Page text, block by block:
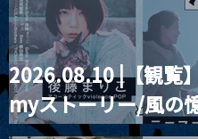
MoonRomantic
Channel1周年記念
2026.08.10 |【観覧
myストーリー/風の
藤まりこアコーステ